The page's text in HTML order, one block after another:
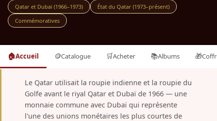
Qatar et Dubaï (1966–1973)
État du Qatar (1973–présent)
Commémoratives
🏠Accueil 🪙Catalogue 🛒Acheter 📚Albums 🎁
Le Qatar utilisait la roupie indienne et la roupie du
Golfe avant le riyal Qatar et Dubaï de 1966 — une
monnaie commune avec Dubaï qui représente
l'une des unions monétaires les plus courtes de